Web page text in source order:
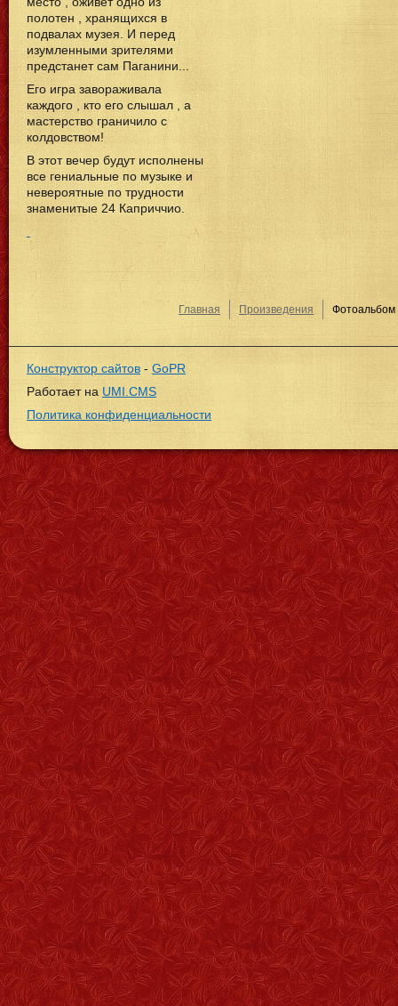
полотен , хранящихся в
подвалах музея. И перед
изумленными зрителями
предстанет сам Паганини...
Его игра завораживала
каждого , кто его слышал , а
мастерство граничило с
колдовством!
В этот вечер будут исполнены
все гениальные по музыке и
невероятные по трудности
знаменитые 24 Каприччио.
Главная Произведения Фотоальбом
Конструктор сайтов - GoPR
Работает на UMI.CMS
Политика конфиденциальности